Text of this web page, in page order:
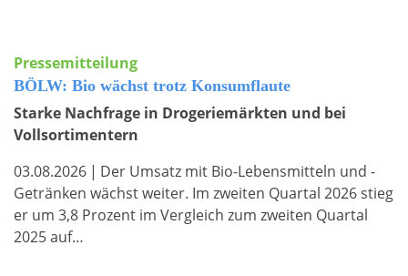
Pressemitteilung
BÖLW: Bio wächst trotz Konsumflaute
Starke Nachfrage in Drogeriemärkten und bei
Vollsortimentern
03.08.2026 | Der Umsatz mit Bio-Lebensmitteln und -
Getränken wächst weiter. Im zweiten Quartal 2026 stieg
er um 3,8 Prozent im Vergleich zum zweiten Quartal
2025 auf…